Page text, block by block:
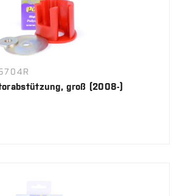
groß (2008-)